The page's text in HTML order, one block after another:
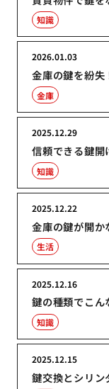
知識
金庫の鍵を紛失
2026.01.03
金庫
信頼できる鍵開
2025.12.29
知識
金庫の鍵が開か
2025.12.22
生活
鍵の種類でこん
2025.12.16
知識
鍵交換とシリン
2025.12.15